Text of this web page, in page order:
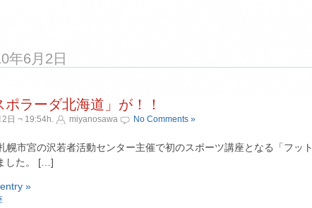
年6月2日
ラーダ北海道」が！！
日 ¬ 19:54h. miyanosawa No Comments »
幌市宮の沢若者活動センター主催で初のスポーツ講座となる「フット
した。 […]
»